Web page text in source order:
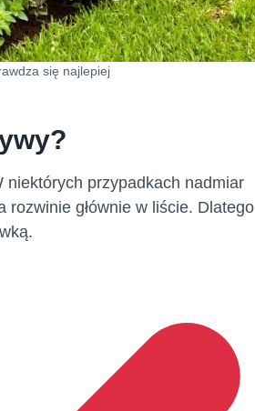
się najlepiej
przypadkach nadmiar
rozwinie głównie w liście. Dlatego